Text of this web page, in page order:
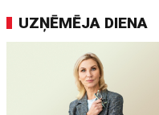
UZŅĒMĒJA DIENA